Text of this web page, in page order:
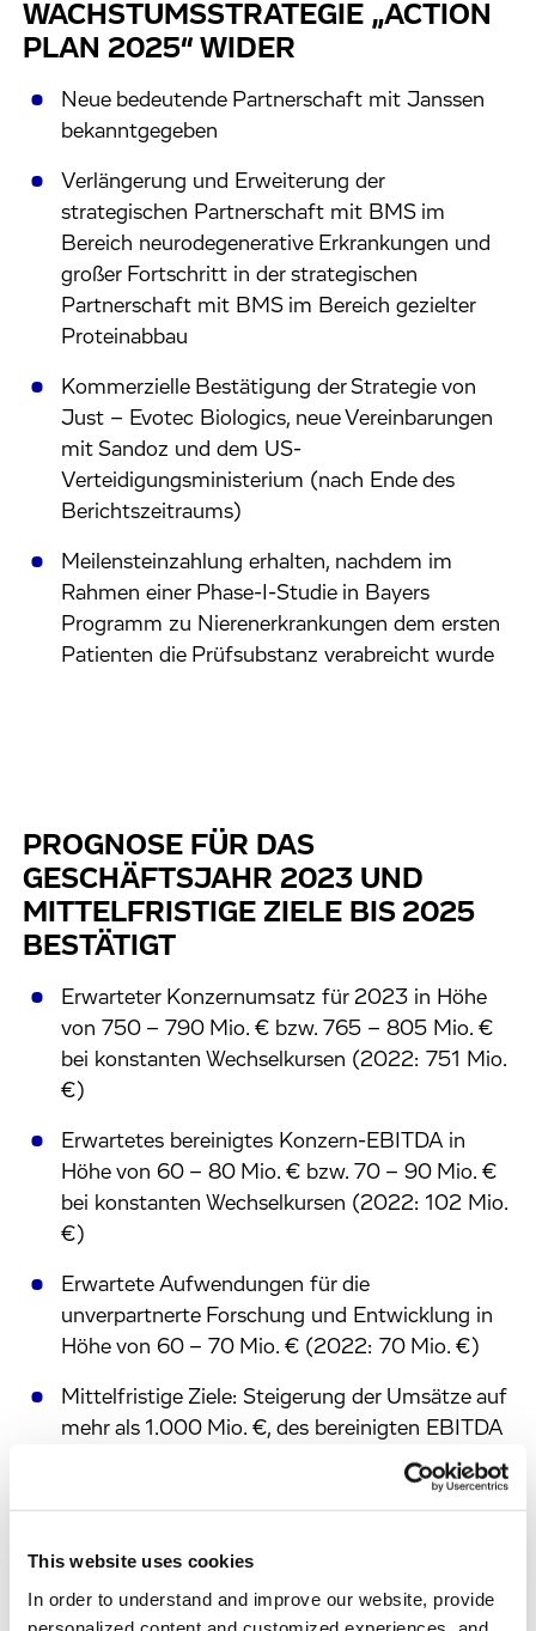
This website uses cookies
In order to understand and improve our website, provide
WACHSTUMSSTRATEGIE „ACTION
PLAN 2025“ WIDER
Neue bedeutende Partnerschaft mit Janssen
bekanntgegeben
Verlängerung und Erweiterung der
strategischen Partnerschaft mit BMS im
Bereich neurodegenerative Erkrankungen und
großer Fortschritt in der strategischen
Partnerschaft mit BMS im Bereich gezielter
Proteinabbau
Kommerzielle Bestätigung der Strategie von
Just – Evotec Biologics, neue Vereinbarungen
mit Sandoz und dem US-
Verteidigungsministerium (nach Ende des
Berichtszeitraums)
Meilensteinzahlung erhalten, nachdem im
Rahmen einer Phase-I-Studie in Bayers
Programm zu Nierenerkrankungen dem ersten
Patienten die Prüfsubstanz verabreicht wurde
PROGNOSE FÜR DAS
GESCHÄFTSJAHR 2023 UND
MITTELFRISTIGE ZIELE BIS 2025
BESTÄTIGT
Erwarteter Konzernumsatz für 2023 in Höhe
von 750 – 790 Mio. € bzw. 765 – 805 Mio. €
bei konstanten Wechselkursen (2022: 751 Mio.
€)
Erwartetes bereinigtes Konzern-EBITDA in
Höhe von 60 – 80 Mio. € bzw. 70 – 90 Mio. €
bei konstanten Wechselkursen (2022: 102 Mio.
€)
Erwartete Aufwendungen für die
unverpartnerte Forschung und Entwicklung in
Höhe von 60 – 70 Mio. € (2022: 70 Mio. €)
Mittelfristige Ziele: Steigerung der Umsätze auf
mehr als 1.000 Mio. €, des bereinigten EBITDA
auf mindestens 300 Mio. € und Aufwendungen
für unverpartnerte Forschung und Entwicklung
Durch die Entdeckung eines kriminellen Cyber-
Angriffs am 6. April 2023 war die Produktivität